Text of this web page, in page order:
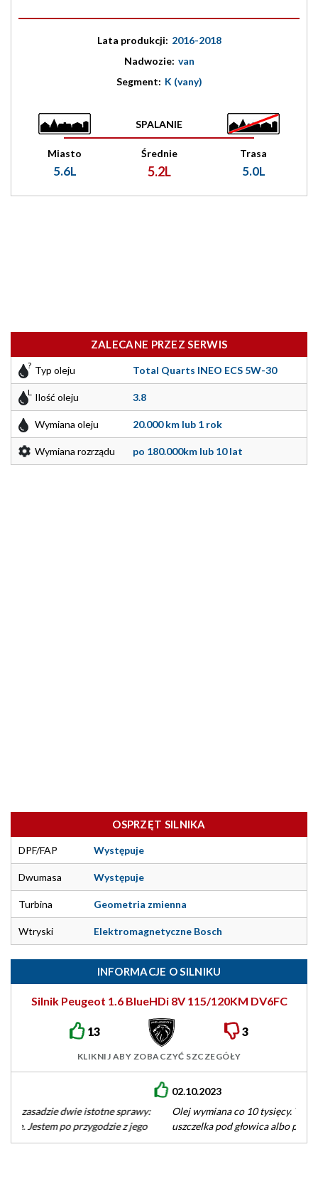
Lata produkcji: 2016-2018
Nadwozie: van
Segment: K (vany)
SPALANIE
Miasto
5.6L
Średnie
5.2L
Trasa
5.0L
ZALECANE PRZEZ SERWIS
Typ oleju Total Quarts INEO ECS 5W-30
Ilość oleju 3.8
Wymiana oleju 20.000 km lub 1 rok
Wymiana rozrządu po 180.000km lub 10 lat
OSPRZĘT SILNIKA
DPF/FAP Występuje
Dwumasa Występuje
Turbina Geometria zmienna
Wtryski Elektromagnetyczne Bosch
INFORMACJE O SILNIKU
Silnik Peugeot 1.6 BlueHDi 8V 115/120KM DV6FC
13 3
KLIKNIJ ABY ZOBACZYĆ SZCZEGÓŁY
Olej wymiana co 10 tysięcy. Teraz przy 170tys. Padnięta
uszczelka pod głowica albo pęknięty blok silnika. Może mam
pecha.